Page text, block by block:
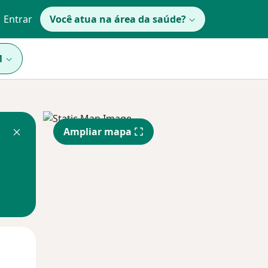
Entrar Você atua na área da saúde?
Ampliar mapa